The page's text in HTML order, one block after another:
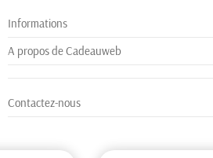
Informations
A propos de Cadeauweb
Contactez-nous